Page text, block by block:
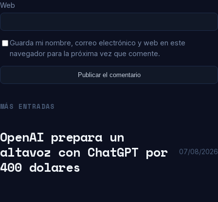
Web
Guarda mi nombre, correo electrónico y web en este
navegador para la próxima vez que comente.
MÁS ENTRADAS
OpenAI prepara un
altavoz con ChatGPT por
400 dolares
07/08/2026